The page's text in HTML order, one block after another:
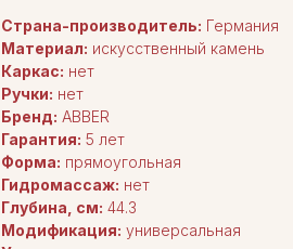
Страна-производитель: Германия
Материал: искусственный камень
Каркас: нет
Ручки: нет
Бренд: ABBER
Гарантия: 5 лет
Форма: прямоугольная
Гидромассаж: нет
Глубина, см: 44.3
Модификация: универсальная